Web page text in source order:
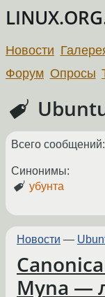
Новости
Форум Опросы
Всего
Синонимы:
убунта
Новости —
Myna —